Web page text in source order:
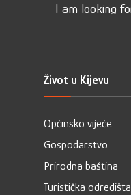
Život u Kijevu
Općinsko vijeće
Gospodarstvo
Prirodna baština
Turistička odredišta